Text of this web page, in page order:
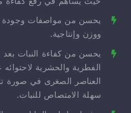
يحسن من مواصفات وجودة
ووزن وإنتاجية.
يحسن من كفاءة النبات بعد
الفطرية والحشرية
العناصر الصغرى في صورة
سهلة الامتصاص للنبات.